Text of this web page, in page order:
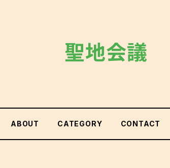
聖地会議
ABOUT CATEGORY CONTACT